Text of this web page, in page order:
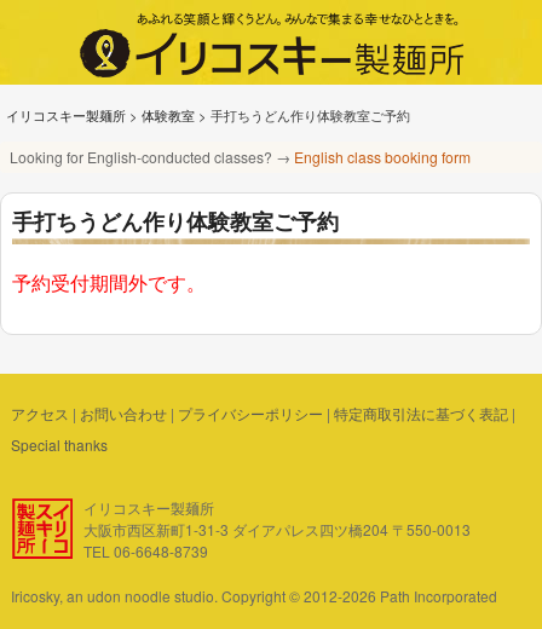
イリコスキー製麺所 > 体験教室 > 手打ちうどん作り体験教室ご予約
Looking for English-conducted classes? → English class booking form
手打ちうどん作り体験教室ご予約
予約受付期間外です。
アクセス | お問い合わせ| プライバシーポリシー | 特定商取引法に基づく表記|
Special thanks
イリコスキー製麺所
大阪市西区新町1-31-3 ダイアパレス四ツ橋204 〒550-0013
TEL 06-6648-8739
Iricosky, an udon noodle studio. Copyright © 2012-2026 Path Incorporated